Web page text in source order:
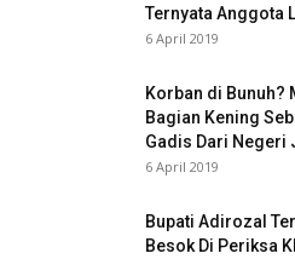
Ternyata Anggota
6 April 2019
Korban di Bunuh?
Bagian Kening
Gadis Dari Negeri
6 April 2019
Bupati Adirozal
Besok Di Periksa